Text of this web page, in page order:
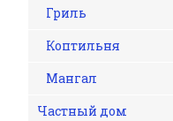
Гриль
Коптильня
Мангал
Частный дом